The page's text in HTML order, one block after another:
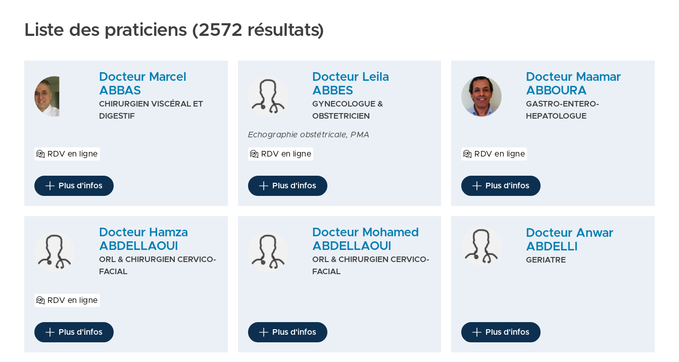
Liste des praticiens (2572 résultats)
Docteur Marcel
ABBAS
CHIRURGIEN VISCÉRAL ET
DIGESTIF
RDV en ligne
Plus d'infos
Docteur Leila
ABBES
GYNECOLOGUE &
OBSTETRICIEN
Echographie obstétricale, PMA
RDV en ligne
Plus d'infos
Docteur Maamar
ABBOURA
GASTRO-ENTERO-
HEPATOLOGUE
RDV en ligne
Plus d'infos
Docteur Hamza
ABDELLAOUI
ORL & CHIRURGIEN CERVICO-
FACIAL
RDV en ligne
Plus d'infos
Docteur Mohamed
ABDELLAOUI
ORL & CHIRURGIEN CERVICO-
FACIAL
Plus d'infos
Docteur Anwar
ABDELLI
GERIATRE
Plus d'infos